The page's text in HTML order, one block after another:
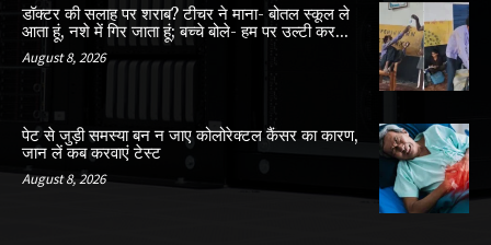
डॉक्टर की सलाह पर शराब? टीचर ने माना- बोतल स्कूल ले
आता हूं, नशे में गिर जाता हूं; बच्चे बोले- हम पर उल्टी कर...
August 8, 2026
पेट से जुड़ी समस्या बन न जाए कोलोरेक्टल कैंसर का कारण,
जान लें कब करवाएं टेस्ट
August 8, 2026